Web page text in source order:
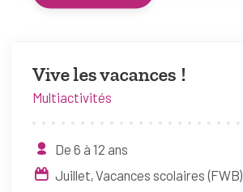
Vive les vacances !
Multiactivités
De 6 à 12 ans
Juillet Vacances scolaires (FWB)